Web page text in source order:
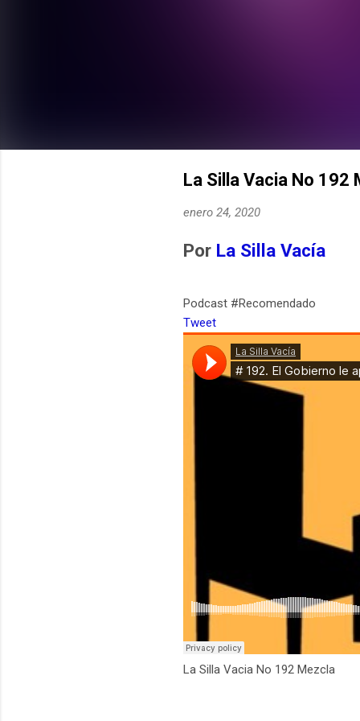
La Silla Vacia No 192
enero 24, 2020
Por La Silla Vacía
Podcast #Recomendado
Tweet
La Silla Vacia No 192 Mezcla